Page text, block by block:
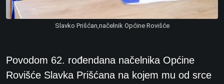
Slavko Prišćan,načelnik Općine Rovišće
Povodom 62. rođendana načelnika Općine
Rovišće Slavka Prišćana na kojem mu od srce